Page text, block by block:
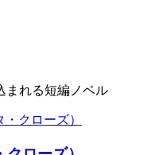
まれる短編ノベル